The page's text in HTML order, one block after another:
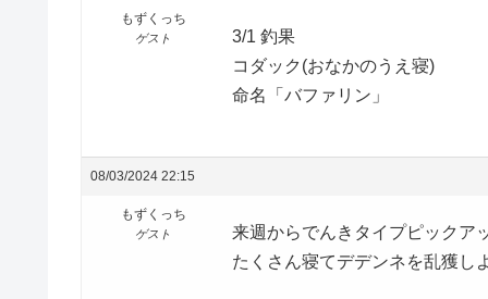
もずくっち
ゲスト
3/1 釣果
コダック(おなかのうえ寝)
命名「バファリン」
08/03/2024 22:15
もずくっち
ゲスト
来週からでんきタイプピックア
たくさん寝てデデンネを乱獲し